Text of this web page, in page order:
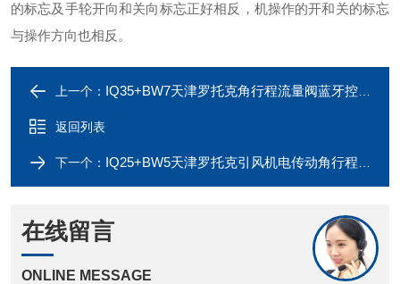
的标忘及手轮开向和关向标忘正好相反，机操作的开和关的标忘
与操作方向也相反。
上一个： IQ35+BW7天津罗托克角行程流量阀蓝牙控制总线协议
返回列表
下一个： IQ25+BW5天津罗托克引风机电传动角行程窑炉风机口
在线留言
ONLINE MESSAGE